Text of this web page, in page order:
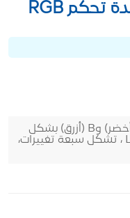
نتيجة البحث عن المنتج-وحدة تحكم قطاع الصمام، وحدة تحكم RGB، وحدة تحكم RGB
تتمثل وظيفة وحدة التحكم RGB في تشغيل وإيقاف مصابيح LED الثلاثة R (أحمر) وG (أخضر) وB (أزرق) بشكل
مستمر وفقًا لبرنامج محدد مسبقًا، وبالتالي تحقيق الغرض من التحكم في تغيرات لون LED ، تشكل سبعة تغييرات،